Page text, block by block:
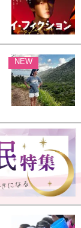
NEW